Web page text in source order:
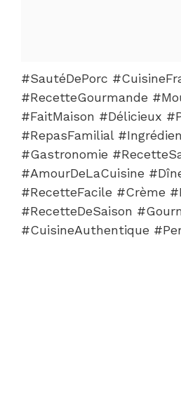
#SautéDePorc
#RecetteGourmande
#FaitMaison #Délicieux
#RepasFamilial
#Gastronomie
#AmourDeLaCuisine
#RecetteFacile #Crème
#RecetteDeSaison
#CuisineAuthentique